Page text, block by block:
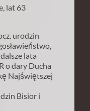
lat 63
urodzin
lata
o dary Ducha
Najświętszej
Bisior i